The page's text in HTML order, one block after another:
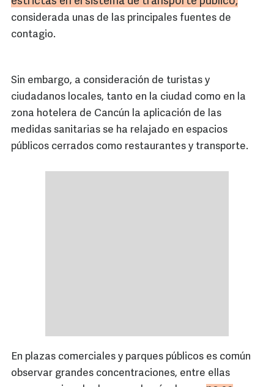
considerada unas de las principales fuentes de
contagio.
Sin embargo, a consideración de turistas y
ciudadanos locales, tanto en la ciudad como en la
zona hotelera de Cancún la aplicación de las
medidas sanitarias se ha relajado en espacios
públicos cerrados como restaurantes y transporte.
En plazas comerciales y parques públicos es común
observar grandes concentraciones, entre ellas